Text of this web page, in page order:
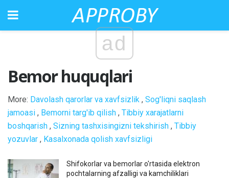
ad
Bemor huquqlari
More: Davolash qarorlar va xavfsizlik , Sog'liqni saqlash
jamoasi , Bemorni targ'ib qilish , Tibbiy xarajatlarni
boshqarish , Sizning tashxisingizni tekshirish , Tibbiy
yozuvlar , Kasalxonada qolish xavfsizligi
Shifokorlar va bemorlar o'rtasida elektron
pochtalarning afzalligi va kamchiliklari